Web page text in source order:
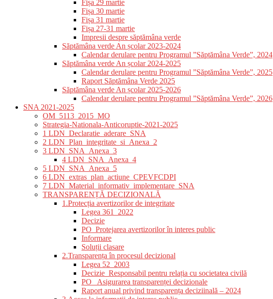
Fișa 29 martie
Fișa 30 martie
Fișa 31 martie
Fișa 27-31 martie
Impresii despre săptămâna verde
Săptămâna verde An școlar 2023-2024
Calendar derulare pentru Programul ”Săptămâna Verde”, 2024
Săptămâna verde An școlar 2024-2025
Calendar derulare pentru Programul ”Săptămâna Verde”, 2025
Raport Săptămâna Verde 2025
Săptămâna verde An școlar 2025-2026
Calendar derulare pentru Programul ”Săptămâna Verde”, 2026
SNA 2021-2025
OM_5113_2015_MO
Strategia-Nationala-Anticoruptie-2021-2025
1 LDN_Declaratie_aderare_SNA
2 LDN_Plan_integritate_si_Anexa_2
3 LDN_SNA_Anexa_3
4 LDN_SNA_Anexa_4
5 LDN_SNA_Anexa_5
6 LDN_extras_plan_actiune_CPEVFCDPI
7 LDN_Material_informativ_implementare_SNA
TRANSPARENȚĂ DECIZIONALĂ
1.Protecția avertizorilor de integritate
Legea 361_2022
Decizie
PO_Protejarea avertizorilor în interes public
Informare
Soluții clasare
2.Transparența în procesul decizional
Legea 52_2003
Decizie_Responsabil pentru relația cu societatea civilă
PO_ Asigurarea transparenței decizionale
Raport anual privind transparența deciziinală – 2024